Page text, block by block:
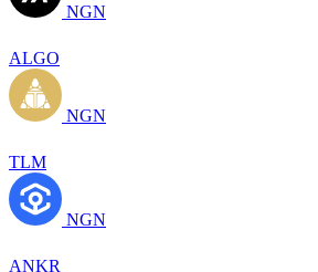
NGN
ALGO
NGN
TLM
NGN
ANKR